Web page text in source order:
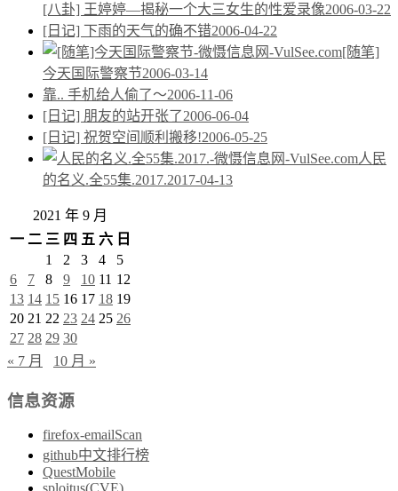
[八卦] 王婷婷—揭秘一个大三女生的性爱录像2006-03-22
[日记] 下雨的天气的确不错2006-04-22
[随笔]
今天国际警察节2006-03-14
靠.. 手机给人偷了～2006-11-06
[日记] 朋友的站开张了2006-06-04
[日记] 祝贺空间顺利搬移!2006-05-25
人民
的名义.全55集.2017.2017-04-13
2021 年 9 月
一 二 三 四 五 六 日
1
2 3 4
5
6
7 8 9 10 11 12
13 14 15 16 17 18 19
20 21 22 23 24 25 26
27 28 29 30
« 7 月
10 月 »
信息资源
firefox-emailScan
github中文排行榜
QuestMobile